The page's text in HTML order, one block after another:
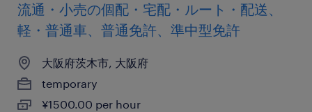
流通・小売の個配・宅配・ルート・配送、
軽・普通車、普通免許、準中型免許
大阪府茨木市, 大阪府
temporary
¥1500.00 per hour